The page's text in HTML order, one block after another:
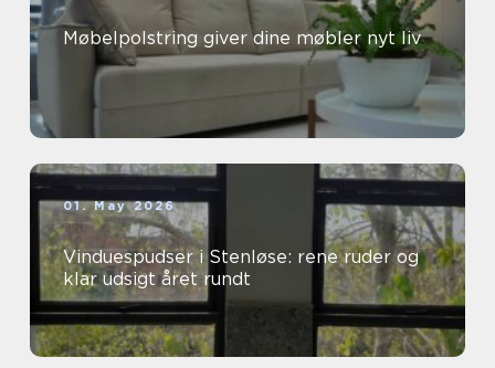
Møbelpolstring giver dine møbler nyt liv
01. May 2026
Vinduespudser i Stenløse: rene ruder og
klar udsigt året rundt